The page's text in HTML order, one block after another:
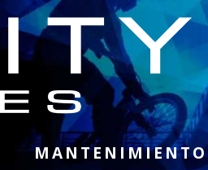
MANTENIMIENTO